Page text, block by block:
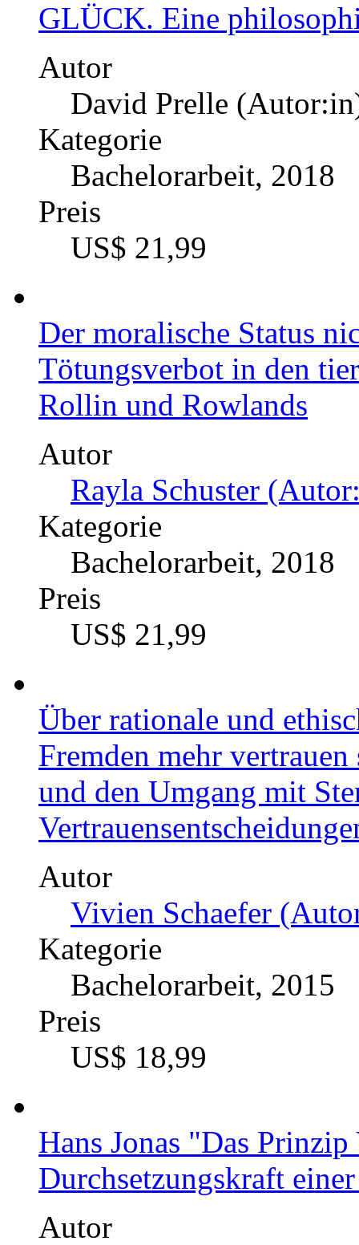
GLÜCK. Eine
Autor
David Prelle
Kategorie
Bachelorarbeit, 2018
Preis
US$ 21,99
Der moralische Status
Tötungsverbot in den
Rollin und Rowlands
Autor
Rayla Schuster
Kategorie
Bachelorarbeit, 2018
US$ 21,99
Über rationale und
Fremden mehr
und den Umgang mit
Autor
Kategorie
Bachelorarbeit, 2015
Preis
US$ 18,99